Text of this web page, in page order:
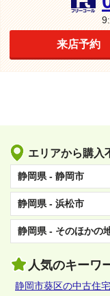
来店予約
エリアから購入
静岡県 - 静岡市
静岡県 - 浜松市
静岡県 - そのほかの
人気のキーワ
静岡市葵区の中古住宅